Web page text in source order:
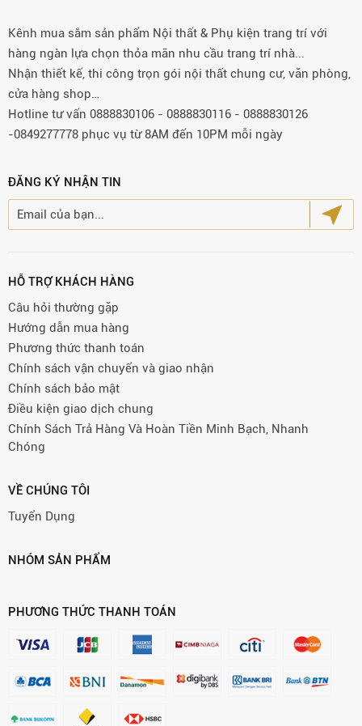
Kênh mua sắm sản phẩm Nội thất & Phụ kiện trang trí với
hàng ngàn lựa chọn thỏa mãn nhu cầu trang trí nhà...
Nhận thiết kế, thi công trọn gói nội thất chung cư, văn phòng,
cửa hàng shop…
Hotline tư vấn 0888830106 - 0888830116 - 0888830126
-0849277778 phục vụ từ 8AM đến 10PM mỗi ngày
ĐĂNG KÝ NHẬN TIN
HỖ TRỢ KHÁCH HÀNG
Câu hỏi thường gặp
Hướng dẫn mua hàng
Phương thức thanh toán
Chính sách vận chuyển và giao nhận
Chính sách bảo mật
Điều kiện giao dịch chung
Chính Sách Trả Hàng Và Hoàn Tiền Minh Bạch, Nhanh
Chóng
VỀ CHÚNG TÔI
Tuyển Dụng
NHÓM SẢN PHẨM
PHƯƠNG THỨC THANH TOÁN